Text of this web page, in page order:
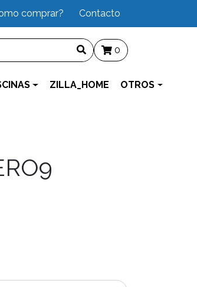
comprar? Contacto
0
ZILLA_HOME OTROS